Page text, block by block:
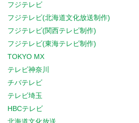
フジテレビ
フジテレビ(北海道文化放送制作)
フジテレビ(関西テレビ制作)
フジテレビ(東海テレビ制作)
TOKYO MX
テレビ神奈川
チバテレビ
テレビ埼玉
HBCテレビ